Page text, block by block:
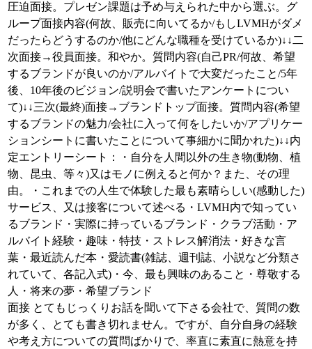
圧迫面接。プレゼン課題は予め与えられた中から選ぶ。グ
ループ面接内容(何故、販売に向いてるか/もしLVMHがダメ
だったらどうするのか/他にどんな職種を受けているか)↓↓二
次面接→役員面接。和やか。質問内容(自己PR/何故、希望
するブランドが良いのか/アルバイトで大変だったこと/5年
後、10年後のビジョン/説明会で書いたアンケートについ
て)↓↓三次(最終)面接→ブランドトップ面接。質問内容(希望
するブランドの魅力/会社に入って何をしたいか/アプリケー
ションシートに書いたことについて事細かに聞かれた)↓↓内
定エントリーシート：・自分を人間以外の生き物(動物、植
物、昆虫、等々)又はモノに例えると何か？また、その理
由。・これまでの人生で体験した最も素晴らしい(感動した)
サービス、又は接客について述べる・LVMH内で知ってい
るブランド・実際に持っているブランド・クラブ活動・ア
ルバイト経験・趣味・特技・ストレス解消法・好きな言
葉・最近読んだ本・愛読書(雑誌、週刊誌、小説など分類さ
れていて、各記入式)・今、最も興味のあること・尊敬する
人・将来の夢・希望ブランド
面接 とてもじっくりお話を聞いて下さる会社で、質問の数
が多く、とても書き切れません。ですが、自分自身の経験
や考え方についての質問ばかりで、率直に素直に熱意を持